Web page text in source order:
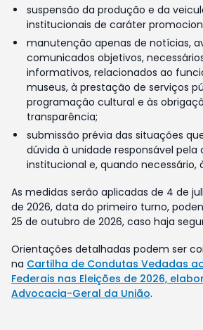
suspensão da produção e da
institucionais de caráter
manutenção apenas de notícias,
comunicados objetivos,
informativos, relacionados ao
museus, à prestação de serviços
programação cultural e às
transparência;
submissão prévia das situações
dúvida à unidade responsável
institucional e, quando necessário,
As medidas serão aplicadas de 4 de
de 2026, data do primeiro turno,
25 de outubro de 2026, caso haja
Orientações detalhadas podem ser
na Cartilha de Condutas Vedadas
Federais nas Eleições de 2026,
Advocacia-Geral da União.